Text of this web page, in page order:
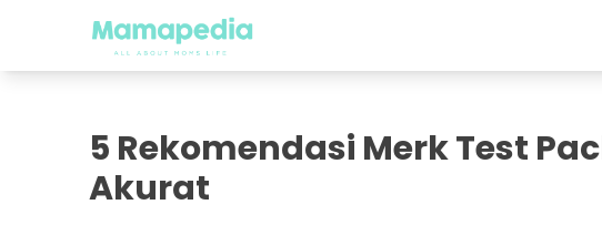
5 Rekomendasi Merk Test
Akurat